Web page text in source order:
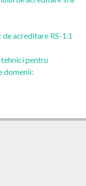
acreditare RS-1.1
tehnici pentru
domenii: